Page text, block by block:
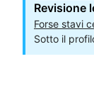
Revisione
Forse stavi
Sotto il
nell’attuale